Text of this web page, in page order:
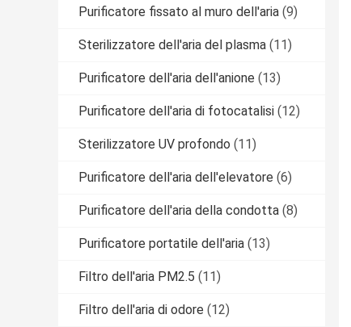
Purificatore fissato al muro dell'aria (9)
Sterilizzatore dell'aria del plasma (11)
Purificatore dell'aria dell'anione (13)
Purificatore dell'aria di fotocatalisi (12)
Sterilizzatore UV profondo (11)
Purificatore dell'aria dell'elevatore (6)
Purificatore dell'aria della condotta (8)
Purificatore portatile dell'aria (13)
Filtro dell'aria PM2.5 (11)
Filtro dell'aria di odore (12)